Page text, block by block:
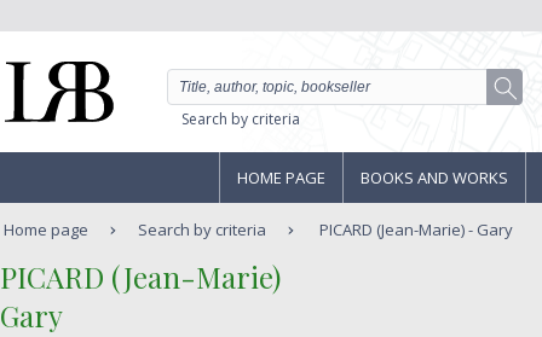
Search by criteria
HOME PAGE BOOKS AND WORKS
Home page Search by criteria PICARD (Jean-Marie) - Gary
‎PICARD (Jean-Marie)‎
‎Gary‎